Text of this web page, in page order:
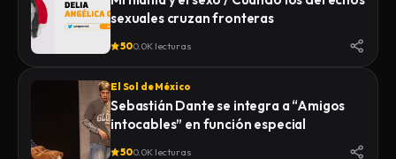
sexuales cruzan fronteras
500.0K lecturas
El Sol de México
Sebastián Dante se integra a “Amigos
intocables” en función especial
500.0K lecturas